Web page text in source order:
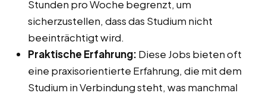
Stunden pro Woche begrenzt, um
sicherzustellen, dass das Studium nicht
beeinträchtigt wird.
Praktische Erfahrung: Diese Jobs bieten oft
eine praxisorientierte Erfahrung, die mit dem
Studium in Verbindung steht, was manchmal